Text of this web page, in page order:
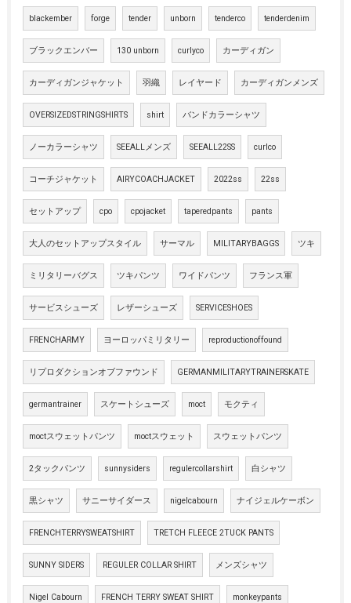
blackember forge tender unborn tenderco tenderdenim
ブラックエンバー 130 unborn curlyco カーディガン
カーディガンジャケット 羽織 レイヤード カーディガンメンズ
OVERSIZEDSTRINGSHIRTS shirt バンドカラーシャツ
ノーカラーシャツ SEEALLメンズ SEEALL22SS curlco
コーチジャケット AIRYCOACHJACKET 2022ss 22ss
セットアップ cpo cpojacket taperedpants pants
大人のセットアップスタイル サーマル MILITARYBAGGS ツキ
ミリタリーバグス ツキパンツ ワイドパンツ フランス軍
サービスシューズ レザーシューズ SERVICESHOES
FRENCHARMY ヨーロッパミリタリー reproductionoffound
リプロダクションオブファウンド GERMANMILITARYTRAINERSKATE
germantrainer スケートシューズ moct モクティ
moctスウェットパンツ moctスウェット スウェットパンツ
2タックパンツ sunnysiders regulercollarshirt 白シャツ
黒シャツ サニーサイダース nigelcabourn ナイジェルケーボン
FRENCHTERRYSWEATSHIRT TRETCH FLEECE 2TUCK PANTS
SUNNY SIDERS REGULER COLLAR SHIRT メンズシャツ
Nigel Cabourn FRENCH TERRY SWEAT SHIRT monkeypants